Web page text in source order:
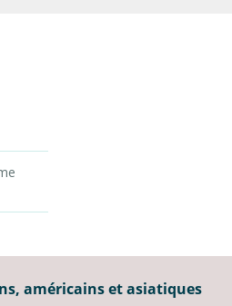
américains et asiatiques